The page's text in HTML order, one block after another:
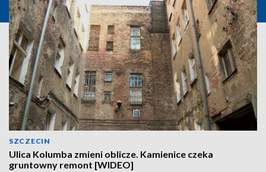
SZCZECIN
Ulica Kolumba zmieni oblicze. Kamienice czeka
gruntowny remont [WIDEO]